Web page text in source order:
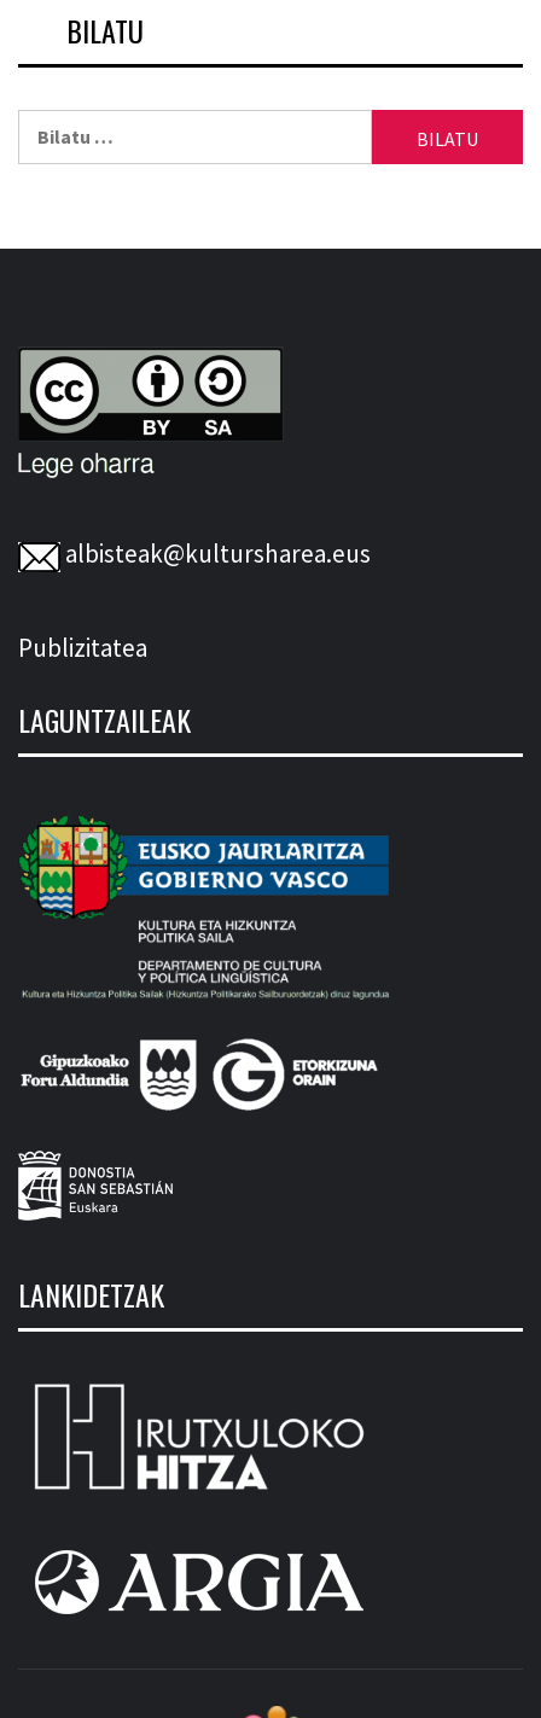
BILATU
albisteak@kultursharea.eus
Publizitatea
LAGUNTZAILEAK
LANKIDETZAK